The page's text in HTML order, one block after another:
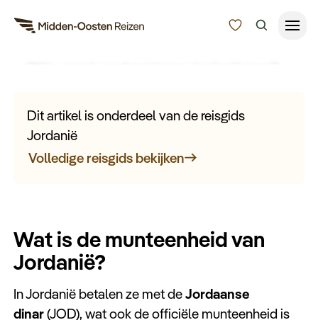
Meer
Munteenheid in Jordanië
munteenheid in Jordanië.
Dit artikel is onderdeel van de reisgids
Jordanië
Volledige reisgids bekijken
Wat is de munteenheid van
Jordanië?
In Jordanië betalen ze met deJordaanse
dinar(JOD), wat ook de officiële munteenheid is